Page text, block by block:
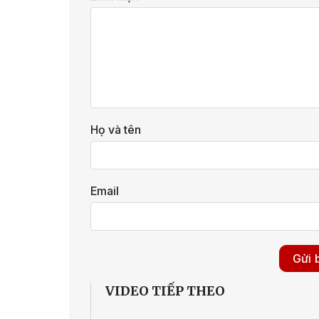
Họ và tên
Email
VIDEO TIẾP THEO